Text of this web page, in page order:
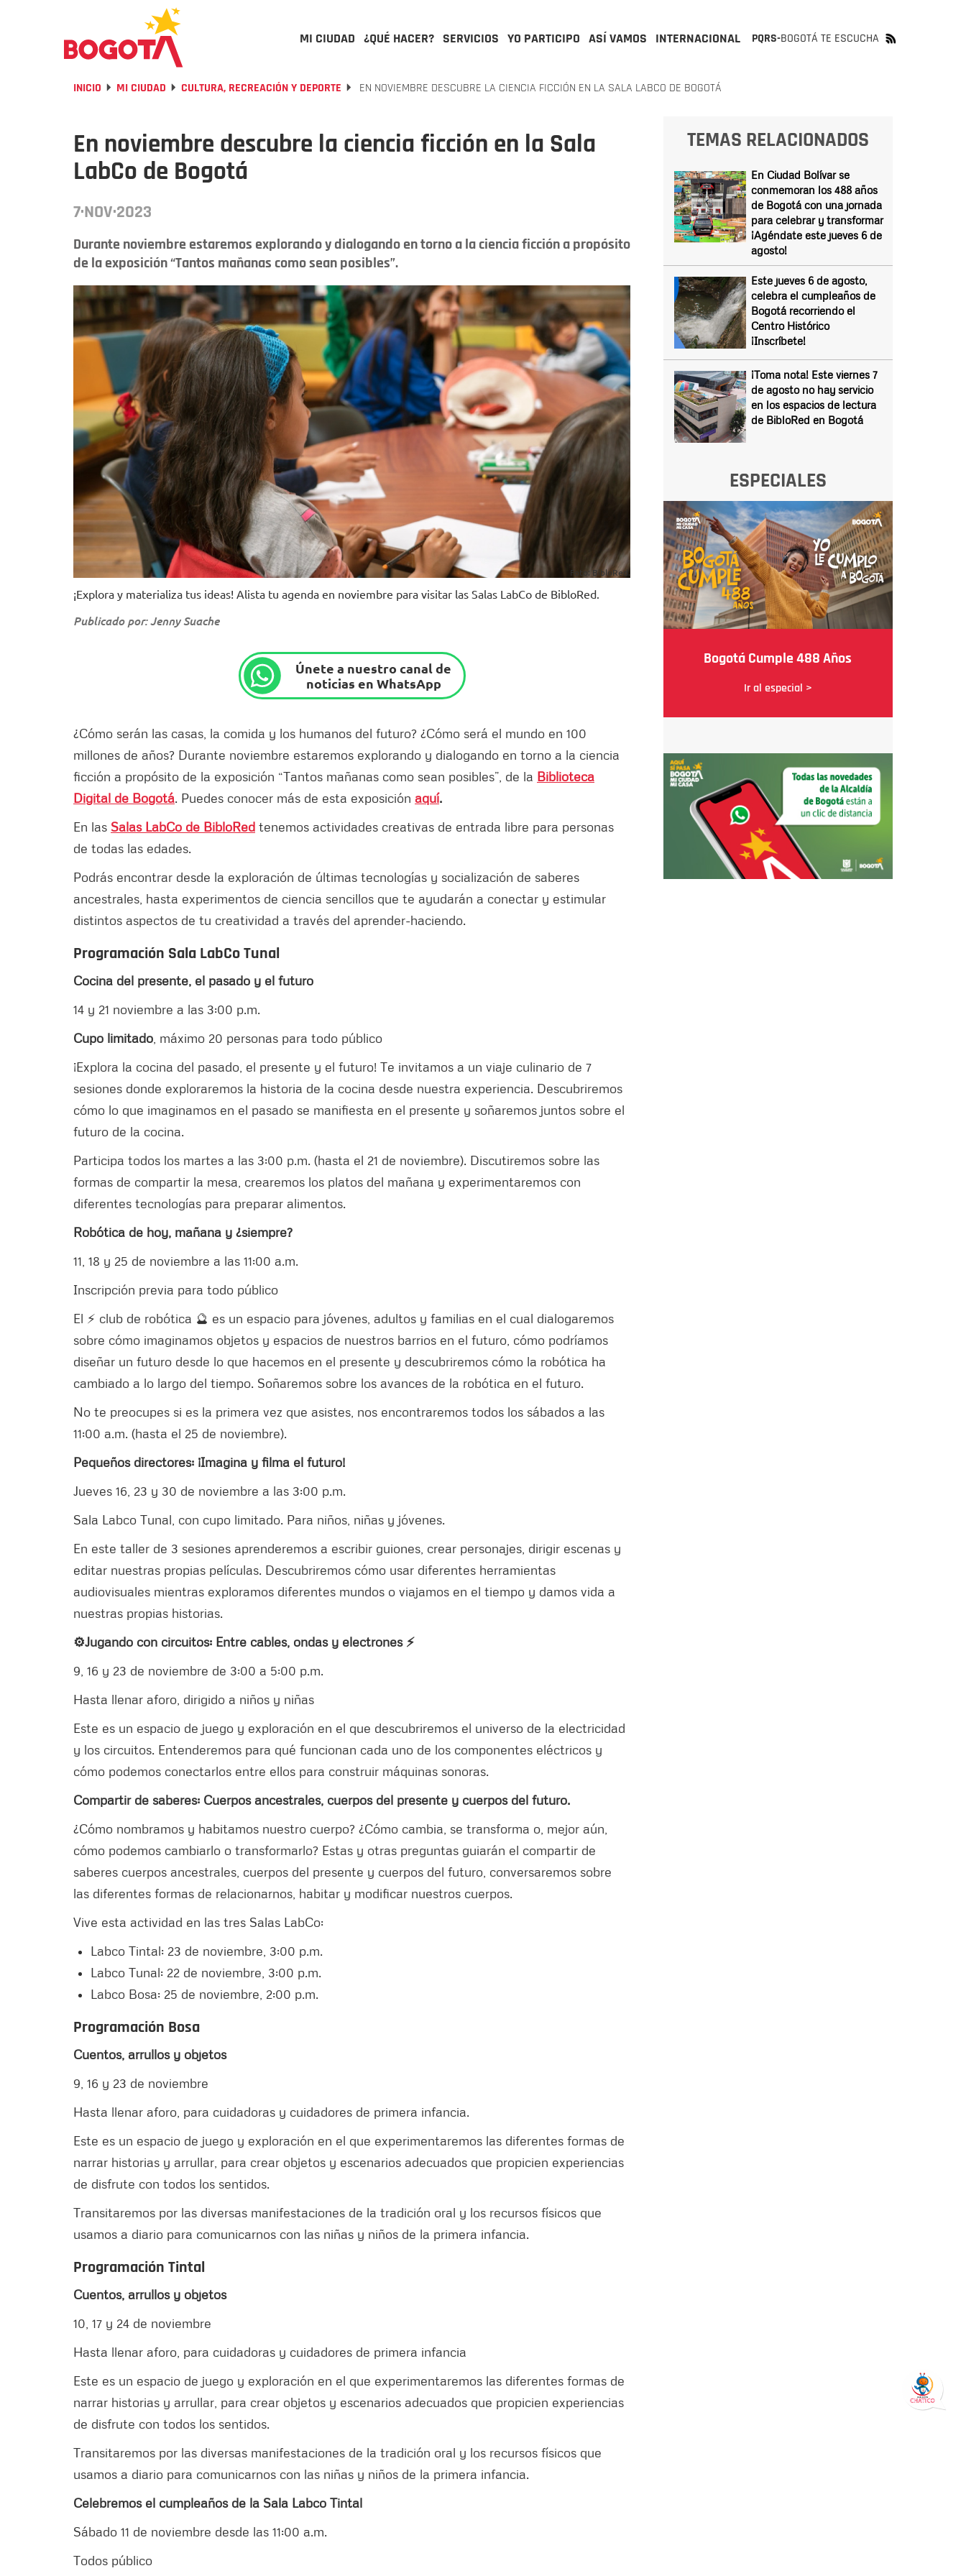
MI CIUDAD ¿QUÉ HACER? SERVICIOS YO PARTICIPO ASÍ VAMOS INTERNACIONAL PQRS-BOGOTÁ TE ESCUCHA
INICIO MI CIUDAD CULTURA, RECREACIÓN Y DEPORTE EN NOVIEMBRE DESCUBRE LA CIENCIA FICCIÓN EN LA SALA LABCO DE BOGOTÁ
En noviembre descubre la ciencia ficción en la Sala
LabCo de Bogotá
7·NOV·2023
Durante noviembre estaremos explorando y dialogando en torno a la ciencia ficción a propósito
de la exposición “Tantos mañanas como sean posibles”.
Foto: BibloRed.
¡Explora y materializa tus ideas! Alista tu agenda en noviembre para visitar las Salas LabCo de BibloRed.
Publicado por: Jenny Suache
Únete a nuestro canal de
noticias en WhatsApp
¿Cómo serán las casas, la comida y los humanos del futuro? ¿Cómo será el mundo en 100
millones de años? Durante noviembre estaremos explorando y dialogando en torno a la ciencia
ficción a propósito de la exposición “Tantos mañanas como sean posibles”, de la Biblioteca
Digital de Bogotá. Puedes conocer más de esta exposición aquí.
En las Salas LabCo de BibloRed tenemos actividades creativas de entrada libre para personas
de todas las edades.
Podrás encontrar desde la exploración de últimas tecnologías y socialización de saberes
ancestrales, hasta experimentos de ciencia sencillos que te ayudarán a conectar y estimular
distintos aspectos de tu creatividad a través del aprender-haciendo.
Programación Sala LabCo Tunal
Cocina del presente, el pasado y el futuro
14 y 21 noviembre a las 3:00 p.m.
Cupo limitado , máximo 20 personas para todo público
¡Explora la cocina del pasado, el presente y el futuro! Te invitamos a un viaje culinario de 7
sesiones donde exploraremos la historia de la cocina desde nuestra experiencia. Descubriremos
cómo lo que imaginamos en el pasado se manifiesta en el presente y soñaremos juntos sobre el
futuro de la cocina.
Participa todos los martes a las 3:00 p.m. (hasta el 21 de noviembre). Discutiremos sobre las
formas de compartir la mesa, crearemos los platos del mañana y experimentaremos con
diferentes tecnologías para preparar alimentos.
Robótica de hoy, mañana y ¿siempre?
11, 18 y 25 de noviembre a las 11:00 a.m.
Inscripción previa para todo público
El ⚡ club de robótica 🔮 es un espacio para jóvenes, adultos y familias en el cual dialogaremos
sobre cómo imaginamos objetos y espacios de nuestros barrios en el futuro, cómo podríamos
diseñar un futuro desde lo que hacemos en el presente y descubriremos cómo la robótica ha
cambiado a lo largo del tiempo. Soñaremos sobre los avances de la robótica en el futuro.
No te preocupes si es la primera vez que asistes, nos encontraremos todos los sábados a las
11:00 a.m. (hasta el 25 de noviembre).
Pequeños directores: ¡Imagina y filma el futuro!
Jueves 16, 23 y 30 de noviembre a las 3:00 p.m.
Sala Labco Tunal, con cupo limitado. Para niños, niñas y jóvenes.
En este taller de 3 sesiones aprenderemos a escribir guiones, crear personajes, dirigir escenas y
editar nuestras propias películas. Descubriremos cómo usar diferentes herramientas
audiovisuales mientras exploramos diferentes mundos o viajamos en el tiempo y damos vida a
nuestras propias historias.
⚙️Jugando con circuitos: Entre cables, ondas y electrones ⚡
9, 16 y 23 de noviembre de 3:00 a 5:00 p.m.
Hasta llenar aforo, dirigido a niños y niñas
Este es un espacio de juego y exploración en el que descubriremos el universo de la electricidad
y los circuitos. Entenderemos para qué funcionan cada uno de los componentes eléctricos y
cómo podemos conectarlos entre ellos para construir máquinas sonoras.
Compartir de saberes: Cuerpos ancestrales, cuerpos del presente y cuerpos del futuro.
¿Cómo nombramos y habitamos nuestro cuerpo? ¿Cómo cambia, se transforma o, mejor aún,
cómo podemos cambiarlo o transformarlo? Estas y otras preguntas guiarán el compartir de
saberes cuerpos ancestrales, cuerpos del presente y cuerpos del futuro, conversaremos sobre
las diferentes formas de relacionarnos, habitar y modificar nuestros cuerpos.
Vive esta actividad en las tres Salas LabCo:
Labco Tintal: 23 de noviembre, 3:00 p.m.
Labco Tunal: 22 de noviembre, 3:00 p.m.
Labco Bosa: 25 de noviembre, 2:00 p.m.
Programación Bosa
Cuentos, arrullos y objetos
9, 16 y 23 de noviembre
Hasta llenar aforo, para cuidadoras y cuidadores de primera infancia.
Este es un espacio de juego y exploración en el que experimentaremos las diferentes formas de
narrar historias y arrullar, para crear objetos y escenarios adecuados que propicien experiencias
de disfrute con todos los sentidos.
Transitaremos por las diversas manifestaciones de la tradición oral y los recursos físicos que
usamos a diario para comunicarnos con las niñas y niños de la primera infancia.
Programación Tintal
Cuentos, arrullos y objetos
10, 17 y 24 de noviembre
Hasta llenar aforo, para cuidadoras y cuidadores de primera infancia
Este es un espacio de juego y exploración en el que experimentaremos las diferentes formas de
narrar historias y arrullar, para crear objetos y escenarios adecuados que propicien experiencias
de disfrute con todos los sentidos.
Transitaremos por las diversas manifestaciones de la tradición oral y los recursos físicos que
usamos a diario para comunicarnos con las niñas y niños de la primera infancia.
Celebremos el cumpleaños de la Sala Labco Tintal
Sábado 11 de noviembre desde las 11:00 a.m.
Todos público
TEMAS RELACIONADOS
En Ciudad Bolívar se
conmemoran los 488 años
de Bogotá con una jornada
para celebrar y transformar
¡Agéndate este jueves 6 de
agosto!
Este jueves 6 de agosto,
celebra el cumpleaños de
Bogotá recorriendo el
Centro Histórico
¡Inscríbete!
¡Toma nota! Este viernes 7
de agosto no hay servicio
en los espacios de lectura
de BibloRed en Bogotá
ESPECIALES
Bogotá Cumple 488 Años
Ir al especial >